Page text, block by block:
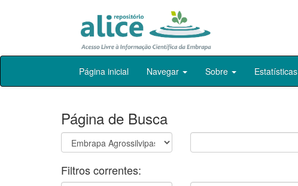
Skip
Página inicial Navegar Sobre Estatísticas
Página de Busca
Filtros correntes: